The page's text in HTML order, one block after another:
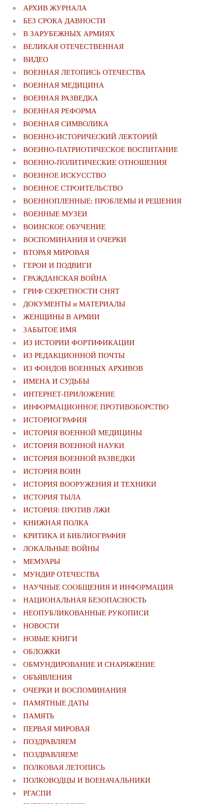
АРХИВ ЖУРНАЛА
БЕЗ СРОКА ДАВНОСТИ
В ЗАРУБЕЖНЫХ АРМИЯХ
ВЕЛИКАЯ ОТЕЧЕСТВЕННАЯ
ВИДЕО
ВОЕННАЯ ЛЕТОПИСЬ ОТЕЧЕСТВА
ВОЕННАЯ МЕДИЦИНА
ВОЕННАЯ РАЗВЕДКА
ВОЕННАЯ РЕФОРМА
ВОЕННАЯ СИМВОЛИКА
ВОЕННО-ИСТОРИЧЕСКИЙ ЛЕКТОРИЙ
ВОЕННО-ПАТРИОТИЧЕСКОЕ ВОСПИТАНИЕ
ВОЕННО-ПОЛИТИЧЕСКИE ОТНОШЕНИЯ
ВОЕННОЕ ИСКУССТВО
ВОЕННОЕ СТРОИТЕЛЬСТВО
ВОЕННОПЛЕННЫЕ: ПРОБЛЕМЫ И РЕШЕНИЯ
ВОЕННЫЕ МУЗЕИ
ВОИНСКОЕ ОБУЧЕНИЕ
ВОСПОМИНАНИЯ И ОЧЕРКИ
ВТОРАЯ МИРОВАЯ
ГЕРОИ И ПОДВИГИ
ГРАЖДАНСКАЯ ВОЙНА
ГРИФ СЕКРЕТНОСТИ СНЯТ
ДОКУМЕНТЫ и МАТЕРИАЛЫ
ЖЕНЩИНЫ В АРМИИ
ЗАБЫТОЕ ИМЯ
ИЗ ИСТОРИИ ФОРТИФИКАЦИИ
ИЗ РЕДАКЦИОННОЙ ПОЧТЫ
ИЗ ФОНДОВ ВОЕННЫХ АРХИВОВ
ИМЕНА И СУДЬБЫ
ИНТЕРНЕТ-ПРИЛОЖЕНИЕ
ИНФОРМАЦИОННОЕ ПРОТИВОБОРСТВО
ИСТОРИОГРАФИЯ
ИСТОРИЯ ВОЕННОЙ МЕДИЦИНЫ
ИСТОРИЯ ВОЕННОЙ НАУКИ
ИСТОРИЯ ВОЕННОЙ РАЗВЕДКИ
ИСТОРИЯ ВОИН
ИСТОРИЯ ВООРУЖЕНИЯ И ТЕХНИКИ
ИСТОРИЯ ТЫЛА
ИСТОРИЯ: ПРОТИВ ЛЖИ
КНИЖНАЯ ПОЛКА
КРИТИКА И БИБЛИОГРАФИЯ
ЛОКАЛЬНЫЕ ВОЙНЫ
МЕМУАРЫ
МУНДИР ОТЕЧЕСТВА
НАУЧНЫЕ СООБЩЕНИЯ И ИНФОРМАЦИЯ
НАЦИОНАЛЬНАЯ БЕЗОПАСНОСТЬ
НЕОПУБЛИКОВАННЫЕ РУКОПИСИ
НОВОСТИ
НОВЫЕ КНИГИ
ОБЛОЖКИ
ОБМУНДИРОВАНИЕ И СНАРЯЖЕНИЕ
ОБЪЯВЛЕНИЯ
ОЧЕРКИ И ВОСПОМИНАНИЯ
ПАМЯТНЫЕ ДАТЫ
ПАМЯТЬ
ПЕРВАЯ МИРОВАЯ
ПОЗДРАВЛЯЕМ
ПОЗДРАВЛЯЕМ!
ПОЛКОВАЯ ЛЕТОПИСЬ
ПОЛКОВОДЦЫ И ВОЕНАЧАЛЬНИКИ
РГАСПИ